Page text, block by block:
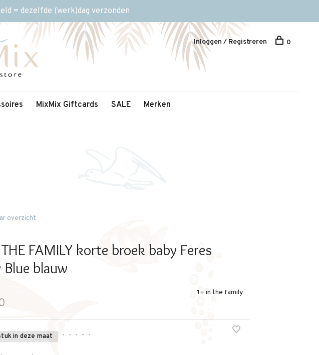
= dezelfde (werk)dag verzonden
MixMix Giftcards SALE Merken
Inloggen / Registreren 0
overzicht
FAMILY korte broek baby Feres
blauw
1+ in the family
in deze maat • • • • •